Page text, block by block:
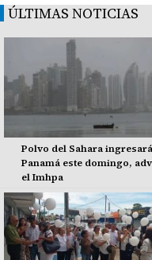
ÚLTIMAS NOTICIAS
Polvo del Sahara
Panamá este domingo,
el Imhpa